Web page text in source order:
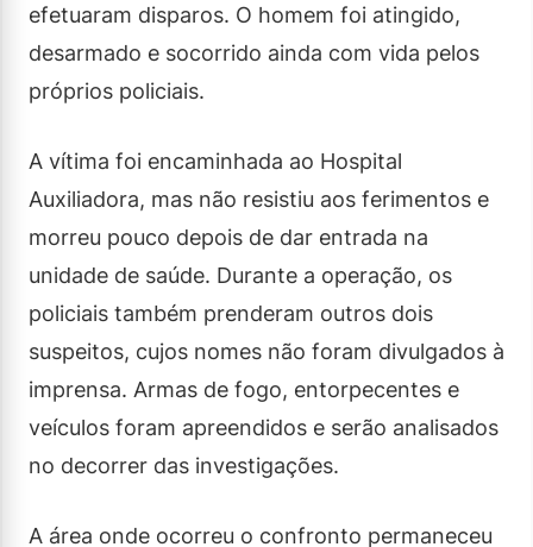
efetuaram disparos. O homem foi atingido,
desarmado e socorrido ainda com vida pelos
próprios policiais.
A vítima foi encaminhada ao Hospital
Auxiliadora, mas não resistiu aos ferimentos e
morreu pouco depois de dar entrada na
unidade de saúde. Durante a operação, os
policiais também prenderam outros dois
suspeitos, cujos nomes não foram divulgados à
imprensa. Armas de fogo, entorpecentes e
veículos foram apreendidos e serão analisados
no decorrer das investigações.
A área onde ocorreu o confronto permaneceu